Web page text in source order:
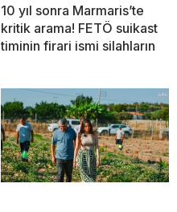
10 yıl sonra Marmaris’te
kritik arama! FETÖ suikast
timinin firari ismi silahların